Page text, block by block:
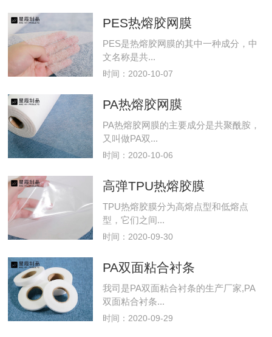
PES热熔胶网膜
PES是热熔胶网膜的其中一种成分，中
文名称是共...
时间：2020-10-07
PA热熔胶网膜
PA热熔胶网膜的主要成分是共聚酰胺，
又叫做PA双...
时间：2020-10-06
高弹TPU热熔胶膜
TPU热熔胶膜分为高熔点型和低熔点
型，它们之间...
时间：2020-09-30
PA双面粘合衬条
我司是PA双面粘合衬条的生产厂家,PA
双面粘合衬条...
时间：2020-09-29